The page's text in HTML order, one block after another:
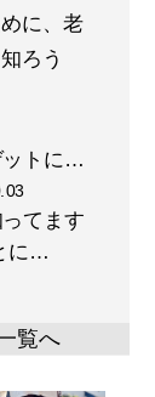
に、老
ろう
ットに…
てます
に…
覧へ